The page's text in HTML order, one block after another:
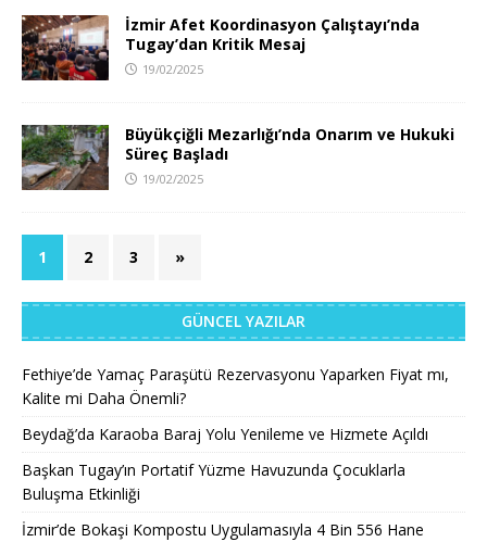
İzmir Afet Koordinasyon Çalıştayı’nda
Tugay’dan Kritik Mesaj
19/02/2025
Büyükçiğli Mezarlığı’nda Onarım ve Hukuki
Süreç Başladı
19/02/2025
1 2 3 »
GÜNCEL YAZILAR
Fethiye’de Yamaç Paraşütü Rezervasyonu Yaparken Fiyat mı,
Kalite mi Daha Önemli?
Beydağ’da Karaoba Baraj Yolu Yenileme ve Hizmete Açıldı
Başkan Tugay’ın Portatif Yüzme Havuzunda Çocuklarla
Buluşma Etkinliği
İzmir’de Bokaşi Kompostu Uygulamasıyla 4 Bin 556 Hane